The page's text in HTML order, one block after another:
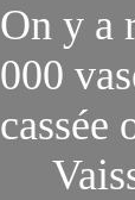
On y a
000
cassée